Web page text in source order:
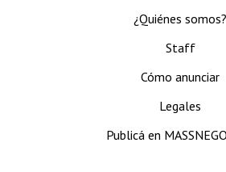
¿Quiénes somos?
Staff
Cómo anunciar
Legales
Publicá en